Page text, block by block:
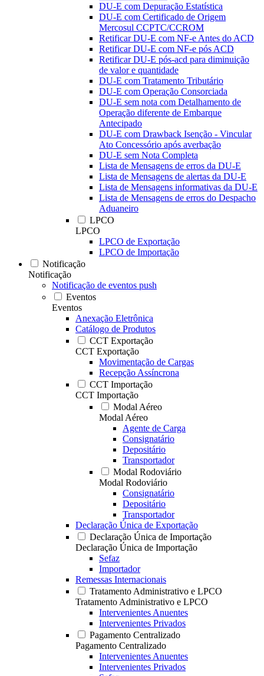
DU-E com Depuração Estatística
DU-E com Certificado de Origem
Mercosul CCPTC/CCROM
Retificar DU-E com NF-e Antes do ACD
Retificar DU-E com NF-e pós ACD
Retificar DU-E pós-acd para diminuição
de valor e quantidade
DU-E com Tratamento Tributário
DU-E com Operação Consorciada
DU-E sem nota com Detalhamento de
Operação diferente de Embarque
Antecipado
DU-E com Drawback Isenção - Vincular
Ato Concessório após averbação
DU-E sem Nota Completa
Lista de Mensagens de erros da DU-E
Lista de Mensagens de alertas da DU-E
Lista de Mensagens informativas da DU-E
Lista de Mensagens de erros do Despacho
Aduaneiro
LPCO
LPCO
LPCO de Exportação
LPCO de Importação
Notificação
Notificação
Notificação de eventos push
Eventos
Eventos
Anexação Eletrônica
Catálogo de Produtos
CCT Exportação
CCT Exportação
Movimentação de Cargas
Recepção Assíncrona
CCT Importação
CCT Importação
Modal Aéreo
Modal Aéreo
Agente de Carga
Consignatário
Depositário
Transportador
Modal Rodoviário
Modal Rodoviário
Consignatário
Depositário
Transportador
Declaração Única de Exportação
Declaração Única de Importação
Declaração Única de Importação
Sefaz
Importador
Remessas Internacionais
Tratamento Administrativo e LPCO
Tratamento Administrativo e LPCO
Intervenientes Anuentes
Intervenientes Privados
Pagamento Centralizado
Pagamento Centralizado
Intervenientes Anuentes
Intervenientes Privados